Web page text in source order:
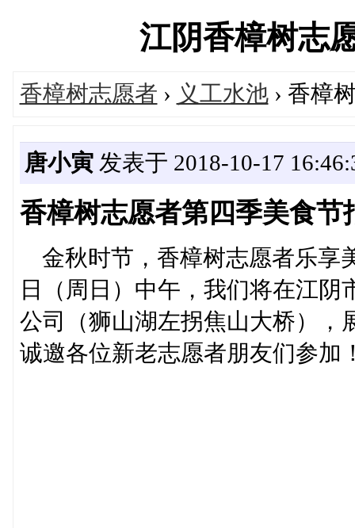
江阴香樟树志
香樟树志愿者 › 义工水池› 香樟
唐小寅发表于 2018-10-17
香樟树志愿者第四季美食节
金秋时节，香樟树志愿者乐享
日（周日）中午，我们将在江
公司（狮山湖左拐焦山大桥），
诚邀各位新老志愿者朋友们参加